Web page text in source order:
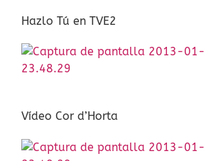
Hazlo Tú en TVE2
Vídeo Cor d’Horta